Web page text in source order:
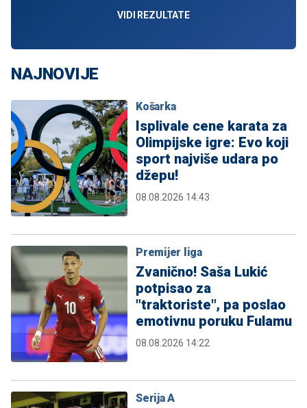
VIDI REZULTATE
NAJNOVIJE
Košarka
Isplivale cene karata za
Olimpijske igre: Evo koji
sport najviše udara po
džepu!
08.08.2026 14:43
Premijer liga
Zvanično! Saša Lukić
potpisao za
"traktoriste", pa poslao
emotivnu poruku Fulamu
08.08.2026 14:22
Serija A